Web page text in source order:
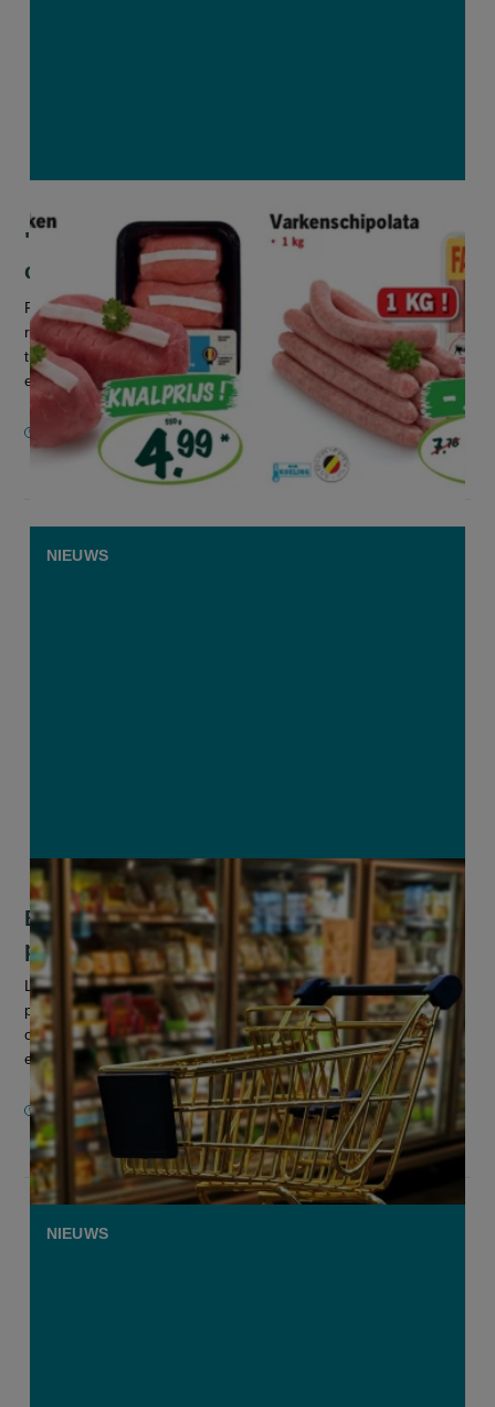
"Stuntacties met voeding geven een
compleet verkeerd signaal"
Prijsstunts van supermarktketens met voeding tonen geen
respect voor de duurzaamheidsinspanningen van de land- en
tuinbouwers, geven een verkeerd signaal aan de consument
en leiden tot een ‘...
17 MAART 2021
Boerenbond vraagt retail om
promostunts aan banden te leggen
Landbouworganisatie Boerenbond spreekt met verschillende
partijen – Albert Heijn, hun sectorfederatie Comeos en de
overheid – over redelijk promovoering. “Gratis bestaat nu
eenmaal niet, uit...
1 MAART 2021
NIEUWS
NIEUWS